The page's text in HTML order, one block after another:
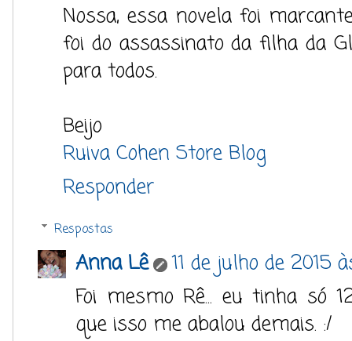
Nossa, essa novela foi
foi do assassinato da filha da
para todos.
Beijo
Ruiva Cohen Store Blog
Responder
Respostas
Anna Lê
11 de julho de 2015
Foi mesmo Rê... eu tinha só
que isso me abalou demais. :/